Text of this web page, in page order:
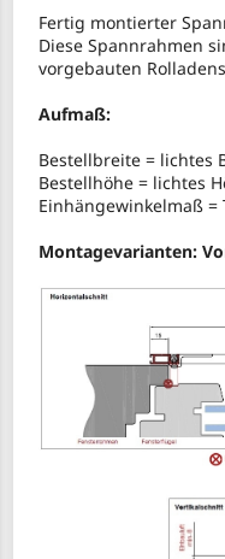
Fertig montierter
Diese Spannrahmen
vorgebauten
Aufmaß:
Bestellbreite = lichtes
Bestellhöhe = lichtes
Einhängewinkelmaß =
Montagevarianten: